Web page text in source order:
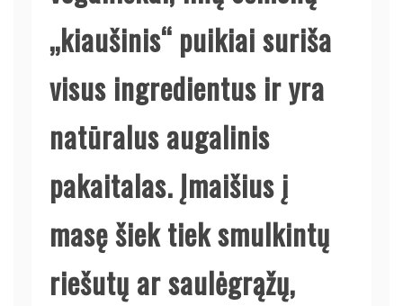
„kiaušinis“ puikiai suriša
visus ingredientus ir yra
natūralus augalinis
pakaitalas. Įmaišius į
masę šiek tiek smulkintų
riešutų ar saulėgrąžų,